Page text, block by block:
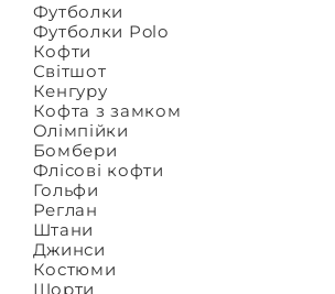
Футболки
Футболки Polo
Кофти
Світшот
Кенгуру
Кофта з замком
Олімпійки
Бомбери
Флісові кофти
Гольфи
Реглан
Штани
Джинси
Костюми
Шорти